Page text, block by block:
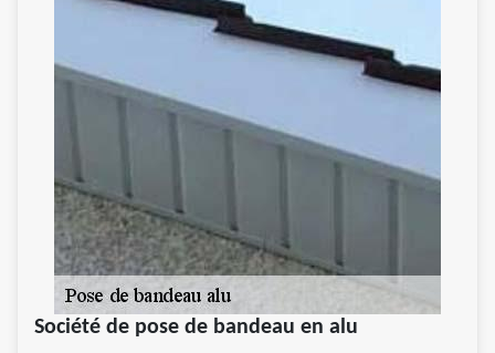
Société de pose de bandeau en alu